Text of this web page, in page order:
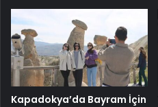
Kapadokya’da Bayram İçin